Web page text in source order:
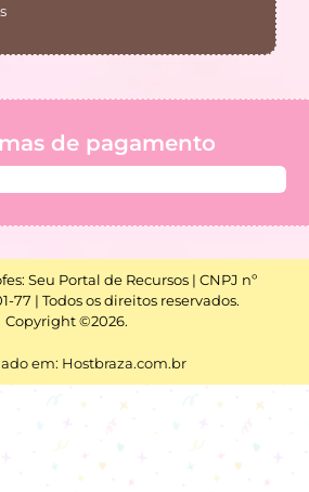
de pagamento
Seu Portal de Recursos | CNPJ nº
77 | Todos os direitos reservados.
Copyright ©2026.
em: Hostbraza.com.br